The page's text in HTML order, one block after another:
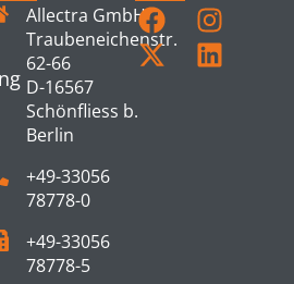
Allectra GmbH
Traubeneichenstr.
62-66
D-16567
Schönfliess b.
Berlin
+49-33056
78778-0
+49-33056
78778-5